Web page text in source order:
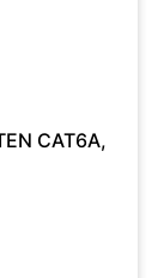
CAT6A,